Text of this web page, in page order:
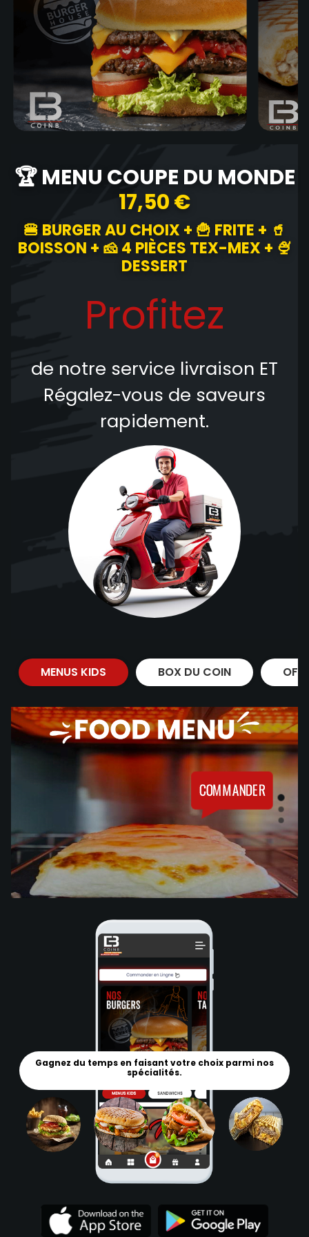
🏆 MENU COUPE DU MONDE
17,50 €
🍔 BURGER AU CHOIX + 🍟 FRITE + 🥤
BOISSON + 🧀 4 PIÈCES TEX-MEX + 🍨
DESSERT
Profitez
de notre service livraison ET
Régalez-vous de saveurs
rapidement.
MENUS KIDS BOX DU COIN
Gagnez du temps en faisant votre choix parmi nos
spécialités.